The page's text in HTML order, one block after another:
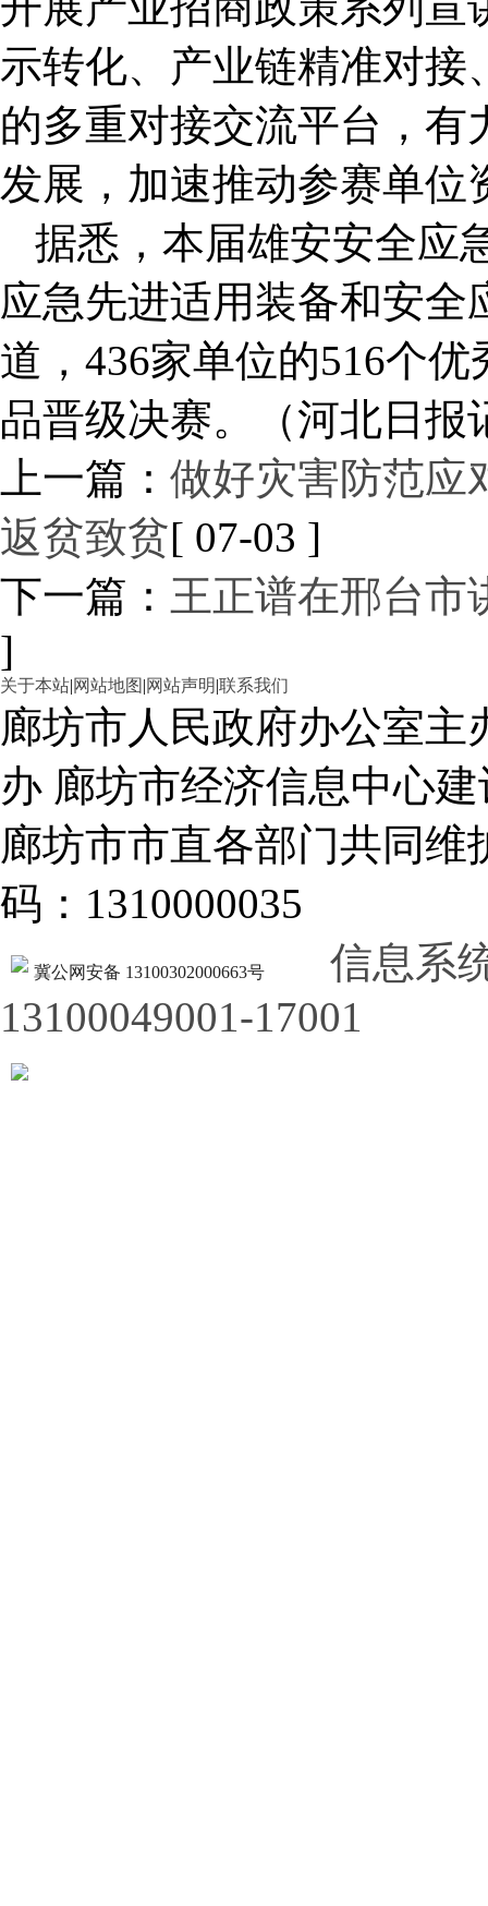
示转化、产业链精准对接
的多重对接交流平台，
发展，加速推动参赛单位
据悉，本届雄安安全应
应急先进适用装备和安
道，436家单位的516个
品晋级决赛。（河北日报
上一篇： 做好灾害防范应
返贫致贫[ 07-03 ]
下一篇： 王正谱在邢台市
]
关于本站|网站地图 |网站声明|联系我们
廊坊市人民政府办公室
办 廊坊市经济信息中心建
廊坊市市直各部门共同
码：1310000035
冀公网安备 13100302000663号
信息系
13100049001-17001